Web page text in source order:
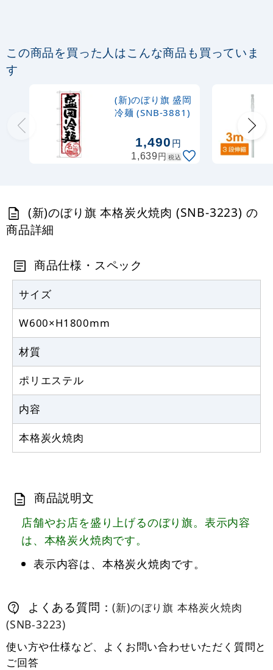
定番のぼり竿 オリジナルのぼりポール
367 円 税抜
403
2,552円 税込
この商品を買った人はこんな商品も買っていま
す
(新)のぼり旗 盛岡
冷麺 (SNB-3881)
1,490円
1,639円 税込
(新)のぼり旗 本格炭火焼肉 (SNB-3223) の
商品詳細
商品仕様・スペック
サイズ
W600×H1800mm
材質
ポリエステル
内容
本格炭火焼肉
商品説明文
店舗やお店を盛り上げるのぼり旗。表示内容
は、本格炭火焼肉です。
表示内容は、本格炭火焼肉です。
よくある質問：(新)のぼり旗 本格炭火焼肉
(SNB-3223)
使い方や仕様など、よくお問い合わせいただく質問と
ご回答